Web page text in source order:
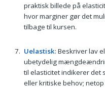
praktisk billede på
hvor marginer gør det
tilbage til kursen.
Uelastisk: Beskriver lav
ubetydelig
til elasticitet indikerer
eller kritiske behov;